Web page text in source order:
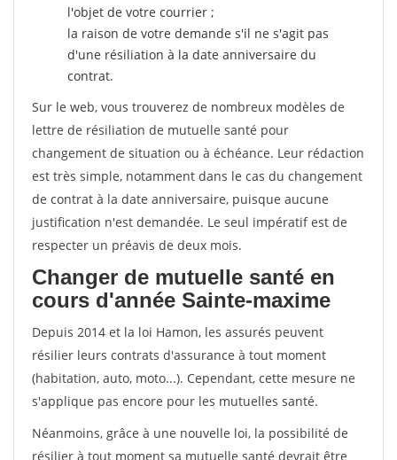
l'objet de votre courrier ;
la raison de votre demande s'il ne s'agit pas
d'une résiliation à la date anniversaire du
contrat.
Sur le web, vous trouverez de nombreux modèles de
lettre de résiliation de mutuelle santé pour
changement de situation ou à échéance. Leur rédaction
est très simple, notamment dans le cas du changement
de contrat à la date anniversaire, puisque aucune
justification n'est demandée. Le seul impératif est de
respecter un préavis de deux mois.
Changer de mutuelle santé en
cours d'année Sainte-maxime
Depuis 2014 et la loi Hamon, les assurés peuvent
résilier leurs contrats d'assurance à tout moment
(habitation, auto, moto...). Cependant, cette mesure ne
s'applique pas encore pour les mutuelles santé.
Néanmoins, grâce à une nouvelle loi, la possibilité de
résilier à tout moment sa mutuelle santé devrait être